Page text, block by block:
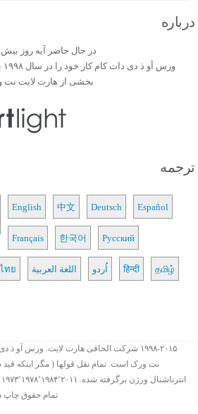
درباره
در حال حاضر آیه روز بیش از ۲۵۰۰۰۰ نفر خواننده
بخشی از هارت لایت نت ورک در
ترجمه
English 中文 Deutsch Español
Français 한국어 Русский
ทย اللغة العربية اُردو हिन्दी தமிழ்
۱۹۹۸-۲۰۱۵ شرکت الحاقی هارت لایت. ورس
تمام حقوق